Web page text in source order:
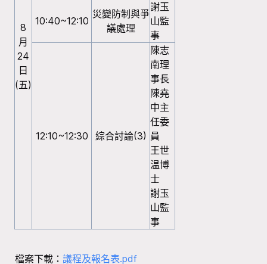
8
月
24
日
(五)
10:40~12:10
災變防制與爭
議處理
謝玉
山監
事
12:10~12:30 綜合討論(3)
陳志
南理
事長
陳堯
中主
任委
員
王世
温博
士
謝玉
山監
事
檔案下載： 議程及報名表.pdf